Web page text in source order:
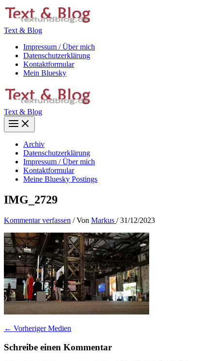
Zum
Inhalt
Text & Blog
Impressum / Über mich
Datenschutzerklärung
Kontaktformular
Mein Bluesky
Text & Blog
Main
Menu
Archiv
Datenschutzerklärung
Impressum / Über mich
Kontaktformular
Meine Bluesky Postings
IMG_2729
Kommentar verfassen / Von Markus /31/12/2023
← Vorheriger Medien
Schreibe einen Kommentar